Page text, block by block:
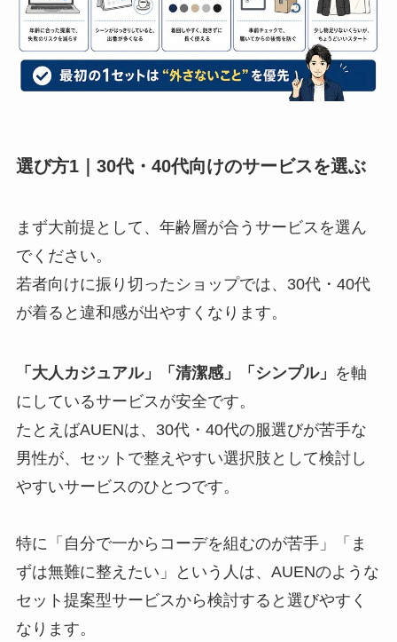
選び方1｜30代・40代向けのサービスを選ぶ
まず大前提として、年齢層が合うサービスを選ん
でください。
若者向けに振り切ったショップでは、30代・40代
が着ると違和感が出やすくなります。
「大人カジュアル」「清潔感」「シンプル」 を軸
にしているサービスが安全です。
たとえばAUENは、30代・40代の服選びが苦手な
男性が、セットで整えやすい選択肢として検討し
やすいサービスのひとつです。
特に「自分で一からコーデを組むのが苦手」「ま
ずは無難に整えたい」という人は、AUENのような
セット提案型サービスから検討すると選びやすく
なります。